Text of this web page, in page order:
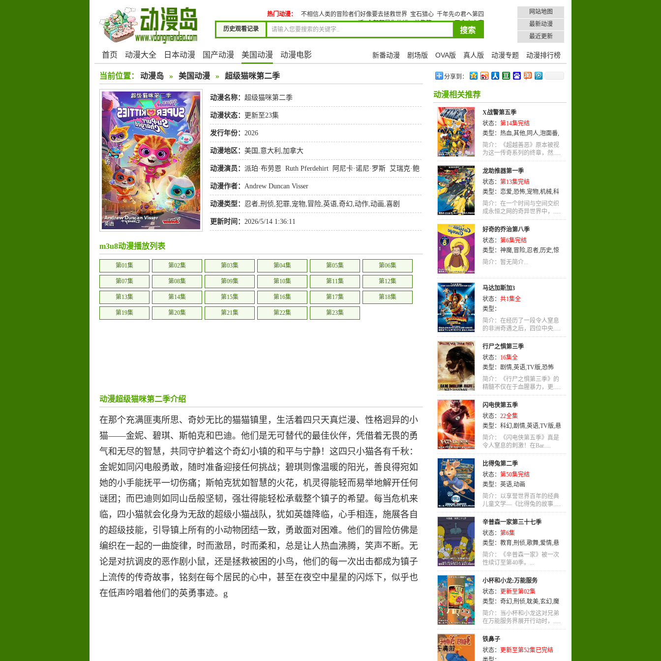
历史观看记录
热门动漫： 不相信人类的冒险者们好像要去拯救世界 宝石猎心 千年先の君へ第四
话 全部都是你的错。总集篇EXTRA
网站地图
最新动漫
最近更新
首页 动漫大全 日本动漫 国产动漫 美国动漫 动漫电影 新番动漫 剧场版 OVA版 真人版 动漫专题 动漫排行榜
当前位置： 动漫岛 » 美国动漫 » 超级猫咪第二季
动漫名称： 超级猫咪第二季
动漫状态： 更新至23集
发行年份： 2026
动漫地区： 美国,意大利,加拿大
动漫演员： 派珀·布劳恩 Ruth Pferdehirt 阿尼卡·诺尼·罗斯 艾瑞克·鲍
扎 Justin Gua
动漫作者： Andrew Duncan Visser
动漫类型： 忍者,刑侦,犯罪,宠物,冒险,英语,奇幻,动作,动画,喜剧
更新时间： 2026/5/14 1:36:11
m3u8动漫播放列表
第01集 第02集 第03集 第04集 第05集 第06集
第07集 第08集 第09集 第10集 第11集 第12集
第13集 第14集 第15集 第16集 第17集 第18集
第19集 第20集 第21集 第22集 第23集
动漫超级猫咪第二季介绍
在那个充满匪夷所思、奇妙无比的猫猫镇里，生活着四只天真烂漫、性格迥异的小
猫——金妮、碧琪、斯帕克和巴迪。他们是无可替代的最佳伙伴，凭借着无畏的勇
气和无尽的智慧，共同守护着这个奇幻小镇的和平与宁静！这四只小猫各有千秋：
金妮如同闪电般勇敢，随时准备迎接任何挑战；碧琪则像温暖的阳光，善良得宛如
她的小手能抚平一切伤痛；斯帕克犹如智慧的火花，机灵得能轻而易举地解开任何
谜团；而巴迪则如同山岳般坚韧，强壮得能轻松承载整个镇子的希望。每当危机来
临，四小猫就会化身为无敌的超级小猫战队，犹如英雄降临，心手相连，施展各自
的超级技能，引导镇上所有的小动物团结一致，勇敢面对困难。他们的冒险仿佛是
编织在一起的一曲旋律，时而激昂，时而柔和，总是让人热血沸腾，笑声不断。无
论是对抗调皮的恶作剧小鼠，还是拯救被困的小鸟，他们的每一次出击都成为镇子
上流传的传奇故事，铭刻在每个居民的心中，甚至在夜空中星星的闪烁下，似乎也
在低声吟唱着他们的英勇事迹。g
分享到：
动漫相关推荐
X战警第五季
状态： 第14集完结
类型： 热血,其他, 同人,泡面番,
玄幻,科幻,冒险,英语 动作,动画
简介：《超越善恶》原本被视
为这一传奇系列的终章，然.....
龙助推器第一季
状态： 第13集完结
类型： 恋爱,恐怖,宠物,机械,科
幻,冒险,英语,惊悚, 动画
简介：在一个时间与空间交织
成永恒之网的奇异世界中，.....
好奇的乔治第八季
状态： 第6集完结
类型： 神魔,冒险,忍者,历史,惊
悚,英语,动画
简介：暂无简介...
马达加斯加3
状态： 共1集全
类型：
简介：在经历了一段令人窒息
的非洲奇遇之后，四位中央.....
行尸之惧第三季
状态： 16集全
类型： 剧情,英语,TV版,恐怖
简介：《行尸之惧第三季》的
精髓不仅在于血腥暴力，更.....
闪电侠第五季
状态： 22全集
类型： 科幻,剧情,英语,TV版,悬
疑
简介：《闪电侠第五季》真是
令人窒息的刺激！在Bar.....
比得兔第二季
状态： 第50集完结
类型： 英语,动画
简介：以享誉世界百年的经典
儿童文学—《比得兔的故事.....
辛普森一家第三十七季
状态： 第6集
类型： 教育,刑侦,歌舞,爱情,悬
疑,英语 动画,喜剧
简介：《辛普森一家》被一次
性续订至第40季。...
小杯和小龙:万能服务
状态： 更新至第02集
类型： 奇幻,刑侦,耽美,玄幻,魔
法,社会,后宫,战争,艺术
简介：当小杯和小龙这对兄弟
在万能服务界展开行动时，.....
铁鼻子
状态： 更新至第52集已完结